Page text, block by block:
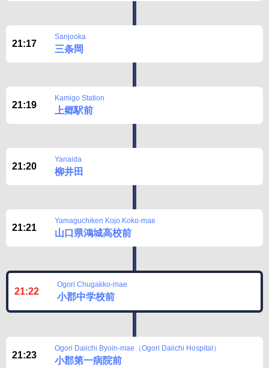
21:17
Sanjooka
三条岡
21:19
Kamigo Station
上郷駅前
21:20
Yanaida
柳井田
21:21
Yamaguchiken Kojo Koko-mae
山口県鴻城高校前
21:22
Ogori Chugakko-mae
小郡中学校前
21:23
Ogori Daiichi Byoin-mae（Ogori Daiichi Hospital）
小郡第一病院前